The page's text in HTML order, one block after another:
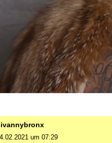
um 07:29